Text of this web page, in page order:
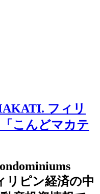
フィリ
こんどマカテ
リピン経済の中